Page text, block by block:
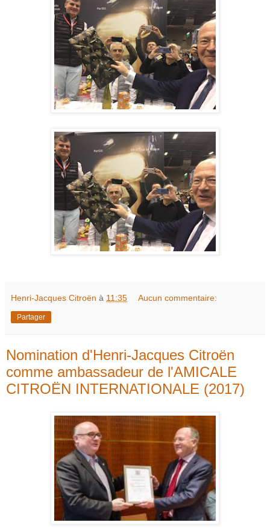
Henri-Jacques Citroën à 11:35 Aucun commentaire:
Partager
Nomination d'Henri-Jacques Citroën
comme ambassadeur de l'AMICALE
CITROËN INTERNATIONALE (2017)